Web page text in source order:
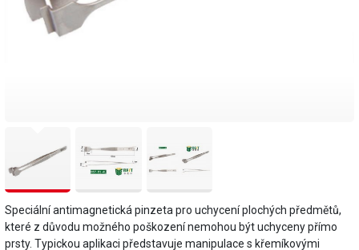
Speciální antimagnetická pinzeta pro uchycení plochých předmětů,
které z důvodu možného poškození nemohou být uchyceny přímo
prsty. Typickou aplikaci představuje manipulace s křemíkovými